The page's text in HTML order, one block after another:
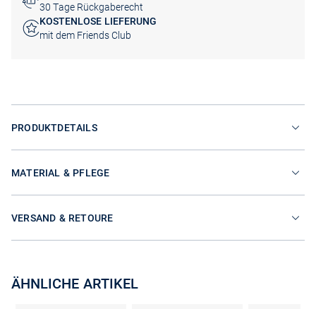
30 Tage Rückgaberecht
KOSTENLOSE LIEFERUNG
mit dem Friends Club
PRODUKTDETAILS
MATERIAL & PFLEGE
VERSAND & RETOURE
ÄHNLICHE ARTIKEL